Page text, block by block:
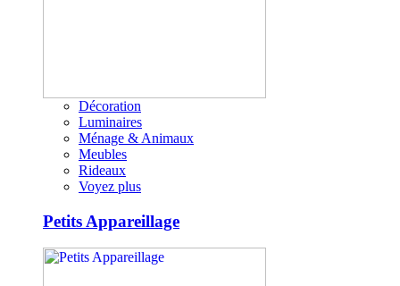
Décoration
Luminaires
Ménage & Animaux
Meubles
Rideaux
Voyez plus
Petits Appareillage